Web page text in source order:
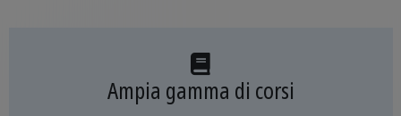
Ampia gamma di corsi